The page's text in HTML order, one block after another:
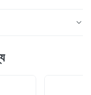
প্লেটটি উচ্চ বিশুদ্ধতা